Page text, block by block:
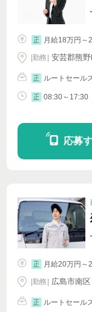
正 月給18万円～
|勤務 安芸郡熊
正 ルートセール
正 08:30～17:30
応募
正 月給20万円～
|勤務 広島市南
正 ルートセール